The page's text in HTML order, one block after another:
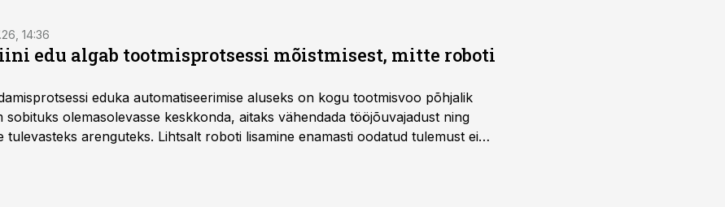
14:36
edu algab tootmisprotsessi mõistmisest, mitte roboti
eduka automatiseerimise aluseks on kogu tootmisvoo põhjalik
sobituks olemasolevasse keskkonda, aitaks vähendada tööjõuvajadust ning
tulevasteks arenguteks. Lihtsalt roboti lisamine enamasti oodatud tulemust ei